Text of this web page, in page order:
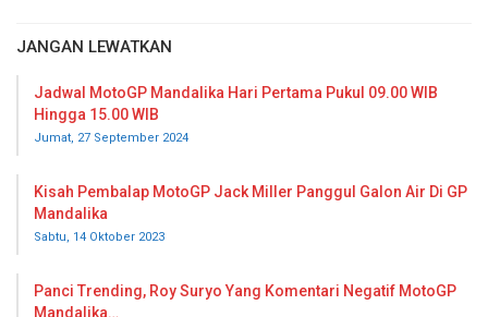
JANGAN LEWATKAN
Jadwal MotoGP Mandalika Hari Pertama Pukul 09.00 WIB
Hingga 15.00 WIB
Jumat, 27 September 2024
Kisah Pembalap MotoGP Jack Miller Panggul Galon Air Di GP
Mandalika
Sabtu, 14 Oktober 2023
Panci Trending, Roy Suryo Yang Komentari Negatif MotoGP
Mandalika…